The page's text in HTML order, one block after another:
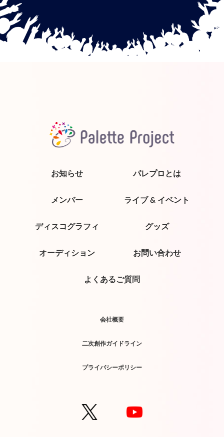
お知らせ パレプロとは
メンバー ライブ & イベント
ディスコグラフィ グッズ
オーディション お問い合わせ
よくあるご質問
会社概要
二次創作ガイドライン
プライバシーポリシー